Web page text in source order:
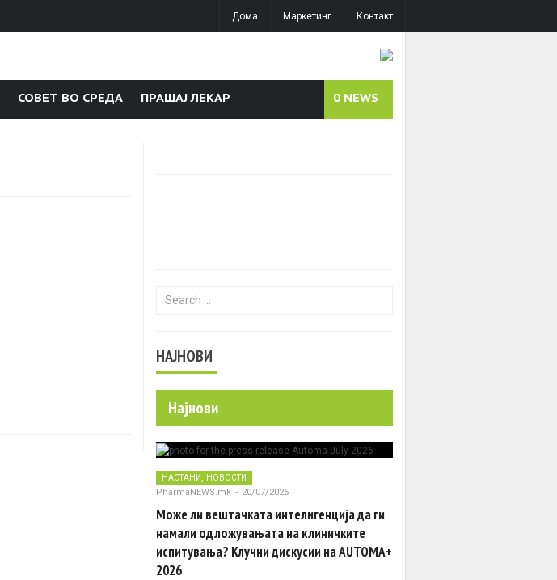
Дома Маркетинг Контакт
СОВЕТ ВО СРЕДА ПРАШАЈ ЛЕКАР 0 NEWS
Search for:
НАЈНОВИ
Најнови
НАСТАНИ НОВОСТИ
PharmaNEWS.mk - 20/07/2026
Може ли вештачката интелигенција да ги
намали одложувањата на клиничките
испитувања? Клучни дискусии на AUTOMA+
2026